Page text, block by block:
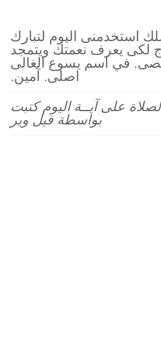
استخدمنى اليوم لتبارك
يعرف نعمتك ويتمجد
في اسم يسوع الغالى
اصلى. آمين.
على آيــة اليوم كتبت
بواسطة فيل وير